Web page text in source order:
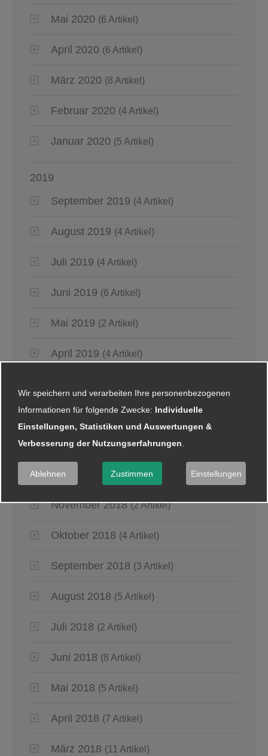
Mai 2020 (6 Artikel)
April 2020 (6 Artikel)
März 2020 (8 Artikel)
Februar 2020 (4 Artikel)
Januar 2020 (5 Artikel)
2019
September 2019 (4 Artikel)
August 2019 (4 Artikel)
Juli 2019 (4 Artikel)
Juni 2019 (6 Artikel)
Mai 2019 (2 Artikel)
April 2019 (4 Artikel)
Januar 2019 (5 Artikel)
Dezember 2018 (8 Artikel)
November 2018 (2 Artikel)
Oktober 2018 (4 Artikel)
September 2018 (3 Artikel)
August 2018 (5 Artikel)
Juli 2018 (2 Artikel)
Juni 2018 (8 Artikel)
Mai 2018 (5 Artikel)
April 2018 (7 Artikel)
März 2018 (11 Artikel)
Wir speichern und verarbeiten Ihre personenbezogenen
Informationen für folgende Zwecke: Individuelle
Einstellungen, Statistiken und Auswertungen &
Verbesserung der Nutzungserfahrungen.
Ablehnen Zustimmen Einstellungen